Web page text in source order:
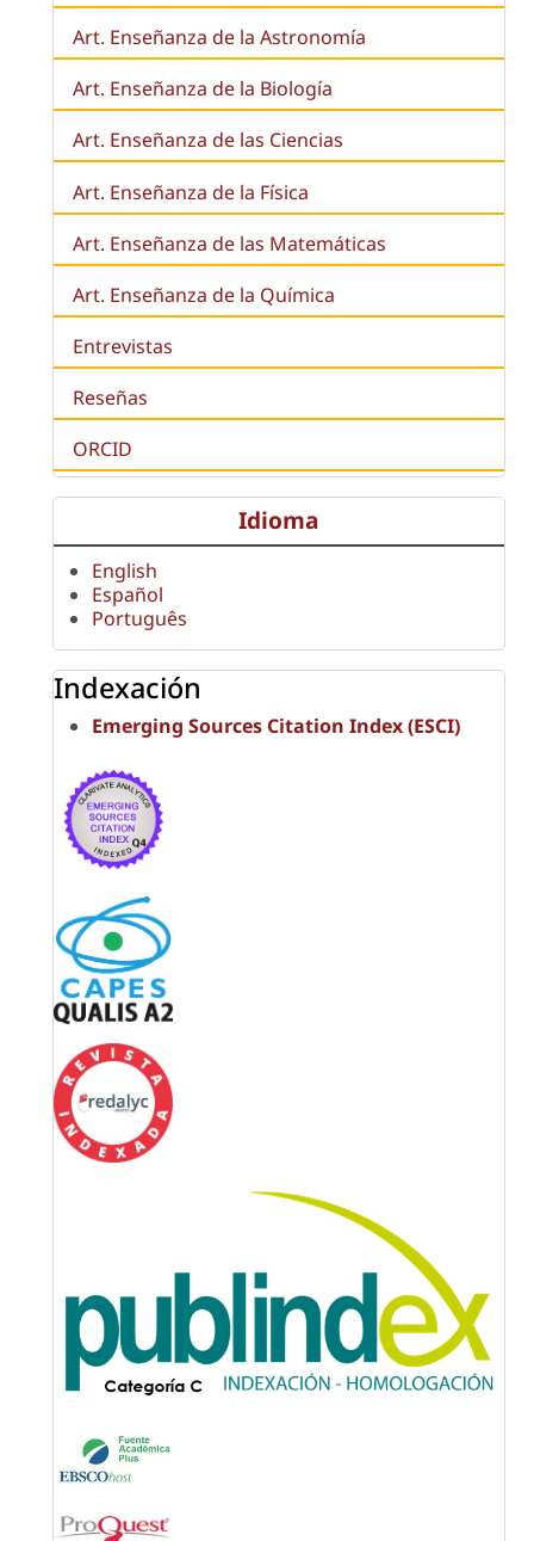
Art. Enseñanza de la Astronomía
Art. Enseñanza de la Biología
Art. Enseñanza de las Ciencias
Art. Enseñanza de la Física
Art. Enseñanza de las Matemáticas
Art. Enseñanza de la Química
Entrevistas
Reseñas
ORCID
Idioma
English
Español
Português
Indexación
Emerging Sources Citation Index (ESCI)